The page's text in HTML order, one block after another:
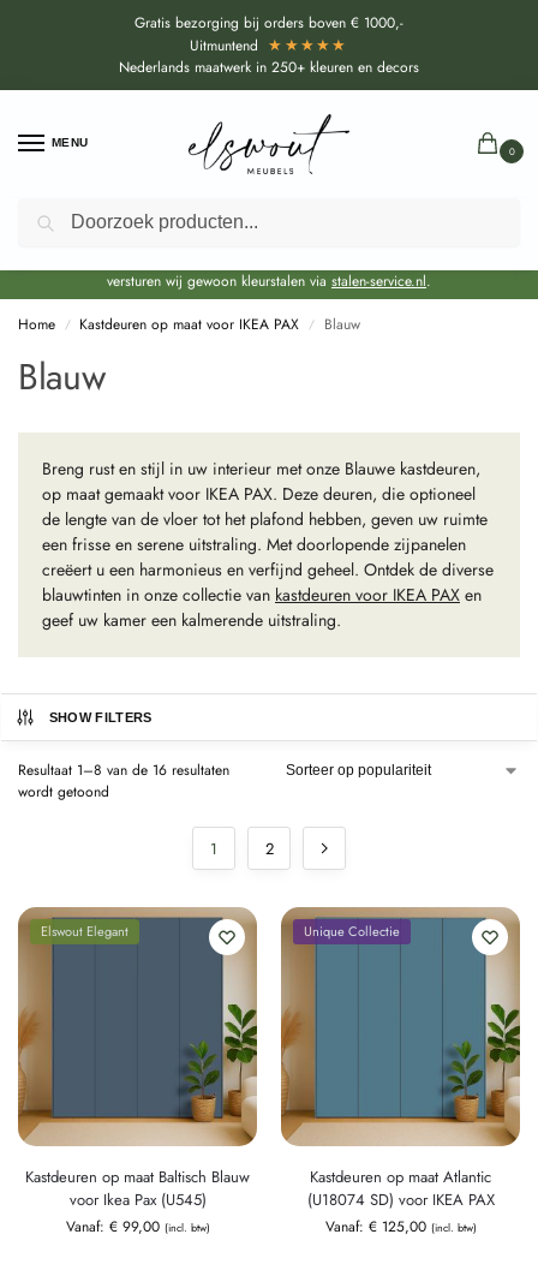
Gratis bezorging bij orders boven € 1000,-
Uitmuntend ★★★★★
Nederlands maatwerk in 250+ kleuren en decors
MENU
0
Door de bouwvakperiode geldt voor alle collecties momenteel een EXTRA
levertijd van circa 3-4 weken bovenop de reguliere levertijd.
versturen wij gewoon kleurstalen via stalen-service.nl.
Home / Kastdeuren op maat voor IKEA PAX / Blauw
Blauw
Breng rust en stijl in uw interieur met onze Blauwe kastdeuren,
op maat gemaakt voor IKEA PAX. Deze deuren, die optioneel
de lengte van de vloer tot het plafond hebben, geven uw ruimte
een frisse en serene uitstraling. Met doorlopende zijpanelen
creëert u een harmonieus en verfijnd geheel. Ontdek de diverse
blauwtinten in onze collectie van kastdeuren voor IKEA PAX en
geef uw kamer een kalmerende uitstraling.
SHOW FILTERS
Resultaat 1–8 van de 16 resultaten
wordt getoond
1 2
Elswout Elegant
Kastdeuren op maat Baltisch Blauw
voor Ikea Pax (U545)
Vanaf: €99,00 (incl. btw)
Unique Collectie
Kastdeuren op maat Atlantic
(U18074 SD) voor IKEA PAX
Vanaf: €125,00 (incl. btw)